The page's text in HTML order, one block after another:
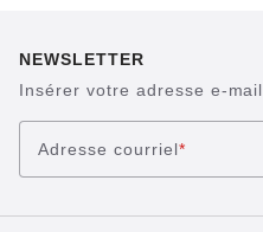
NEWSLETTER
Insérer votre adresse e-mail
Adresse courriel*